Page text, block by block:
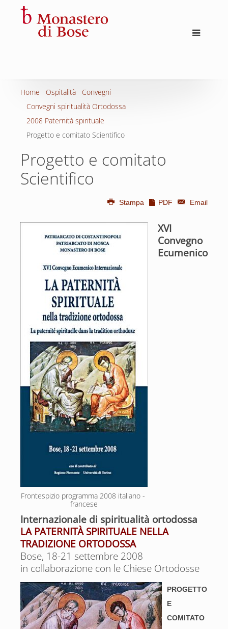
Home Ospitalità
Convegni
Convegni spiritualità Ortodossa
2008 Paternità spirituale
Progetto e comitato Scientifico
Progetto e comitato
Scientifico
Stampa PDF Email
Frontespizio programma 2008 italiano -
francese
XVI
Convegno
Ecumenico
Internazionale di spiritualità ortodossa
LA PATERNITÀ SPIRITUALE NELLA
TRADIZIONE ORTODOSSA
Bose, 18-21 settembre 2008
in collaborazione con le Chiese Ortodosse
PROGETTO
E
COMITATO